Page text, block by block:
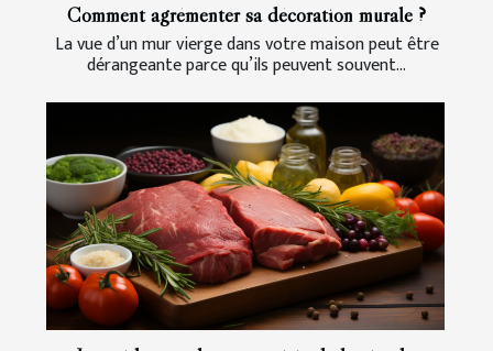
Comment agrémenter sa décoration murale ?
La vue d’un mur vierge dans votre maison peut être
dérangeante parce qu’ils peuvent souvent...